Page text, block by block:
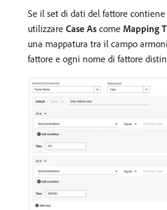
Se il set di dati del fattore
utilizzare Case As come Mapping
una mappatura tra il campo
fattore e ogni nome di fattore